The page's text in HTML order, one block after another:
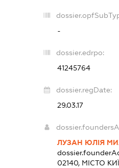
-
dossier.edrpo:
41245764
dossier.regDate:
29.03.17
ЛУЗАН ЮЛІЯ
02140, МІСТО